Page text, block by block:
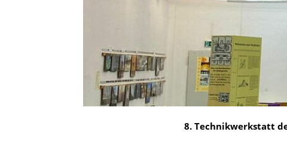
8. Technikwerkstatt